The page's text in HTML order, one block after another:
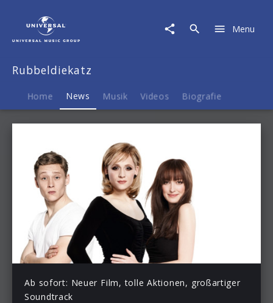
Menu
Rubbeldiekatz
Home News Musik Videos Biografie
Ab sofort: Neuer Film, tolle Aktionen, großartiger
Soundtrack